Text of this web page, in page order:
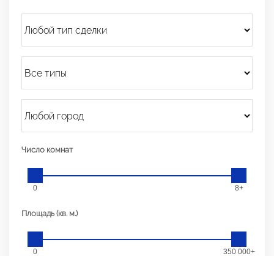
Число комнат
0 8+
Площадь (кв. м.)
0 350 000+